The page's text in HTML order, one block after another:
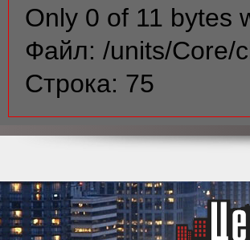
Only 0 of 11 bytes
Файл: /units/Core/
Строка: 75